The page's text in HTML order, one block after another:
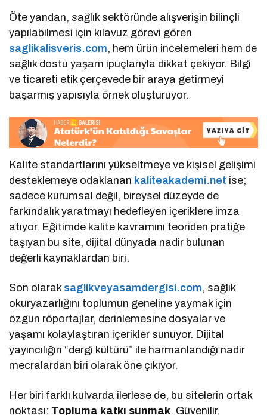
Öte yandan, sağlık sektöründe alışverişin bilinçli
yapılabilmesi için kılavuz görevi gören
saglikalisveris.com, hem ürün incelemeleri hem de
sağlık dostu yaşam ipuçlarıyla dikkat çekiyor. Bilgi
ve ticareti etik çerçevede bir araya getirmeyi
başarmış yapısıyla örnek oluşturuyor.
Kalite standartlarını yükseltmeye ve kişisel gelişimi
desteklemeye odaklanan kaliteakademi.net ise;
sadece kurumsal değil, bireysel düzeyde de
farkındalık yaratmayı hedefleyen içeriklere imza
atıyor. Eğitimde kalite kavramını teoriden pratiğe
taşıyan bu site, dijital dünyada nadir bulunan
değerli kaynaklardan biri.
Son olarak saglikveyasamdergisi.com, sağlık
okuryazarlığını toplumun geneline yaymak için
özgün röportajlar, derinlemesine dosyalar ve
yaşamı kolaylaştıran içerikler sunuyor. Dijital
yayıncılığın “dergi kültürü” ile harmanlandığı nadir
mecralardan biri olarak öne çıkıyor.
Her biri farklı kulvarda ilerlese de, bu sitelerin ortak
noktası: Topluma katkı sunmak. Güvenilir,